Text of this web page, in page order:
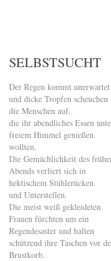
SELBSTSUCHT
Der Regen kommt unerwartet
und dicke Tropfen scheuchen
die Menschen auf,
die ihr abendliches Essen
freiem Himmel genießen
wollten.
Die Gemächlichkeit des
Abends verliert sich in
hektischem Stühlerücken
und Unterstellen.
Die meist weiß gekleideten
Frauen fürchten um ein
Regendesaster und halten
schützend ihre Taschen vor
Brustkorb.